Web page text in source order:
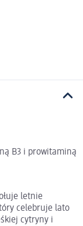
B3 i prowitaminą
letnie
celebruje lato
cytryny i